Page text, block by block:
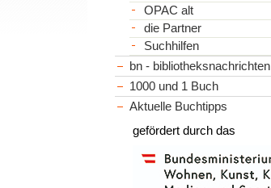
OPAC alt
die Partner
Suchhilfen
bn - bibliotheksnachrichten
1000 und 1 Buch
Aktuelle Buchtipps
gefördert durch das